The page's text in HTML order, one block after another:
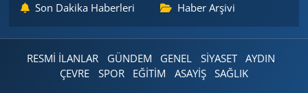
Son Dakika Haberleri Haber Arşivi
RESMİ İLANLAR GÜNDEM GENEL SİYASET
AYDIN
ÇEVRE
SPOR EĞİTİM ASAYİŞ SAĞLIK